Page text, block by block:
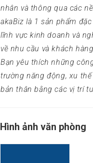
nhân và thông qua các
akaBiz là 1 sản phẩm
lĩnh vực kinh doanh và
về nhu cầu và khách
Bạn yêu thích những
trường năng động, xu
bản thân bằng các vị trí
Hình ảnh văn phòng